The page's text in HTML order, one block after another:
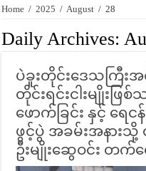
Home / 2025 / August / 28
Daily Archives:
ပဲခူးတိုင်းဒေသကြီး
တိုင်းရင်းငါးမျိုးဖြ
ဖောက်ခြင်း နှင့် ရေင
ဖွင့်ပွဲ အခမ်းအနားသို့
ဦးမျိုးဆွေဝင်း တက်ရ